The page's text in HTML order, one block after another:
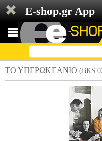
E-shop.gr App
ΤΟ ΥΠΕΡΩΚΕΑΝΙΟ